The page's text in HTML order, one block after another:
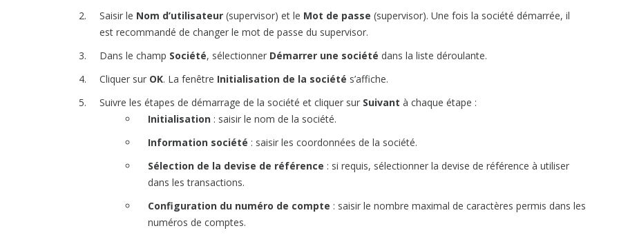
Saisir le Nom d’utilisateur (supervisor) et le Mot de passe (supervisor). Une fois la société démarrée, il
est recommandé de changer le mot de passe du supervisor.
Dans le champ Société, sélectionner Démarrer une société dans la liste déroulante.
Cliquer sur OK. La fenêtre Initialisation de la société s’affiche.
Suivre les étapes de démarrage de la société et cliquer sur Suivant à chaque étape :
Initialisation : saisir le nom de la société.
Information société : saisir les coordonnées de la société.
Sélection de la devise de référence : si requis, sélectionner la devise de référence à utiliser
dans les transactions.
Configuration du numéro de compte : saisir le nombre maximal de caractères permis dans les
numéros de comptes.